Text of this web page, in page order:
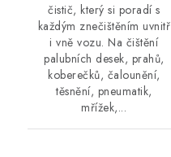
čistič, který si poradí s
každým znečištěním uvnitř
i vně vozu. Na čištění
palubních desek, prahů,
koberečků, čalounění,
těsnění, pneumatik,
mřížek,...